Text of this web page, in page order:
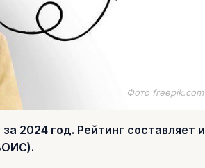
Фото freepik.com
2024 год. Рейтинг составляет и